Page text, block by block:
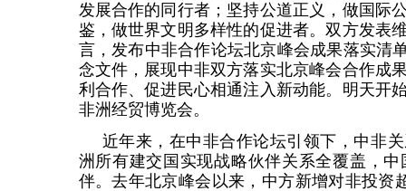
发展合作的同行者；坚持公道正义，做国际
鉴，做世界文明多样性的促进者。双方发表
言，发布中非合作论坛北京峰会成果落实清
念文件，展现中非双方落实北京峰会合作成
利合作、促进民心相通注入新动能。明天开
非洲经贸博览会。
近年来，在中非合作论坛引领下，中非
洲所有建交国实现战略伙伴关系全覆盖，
伴。去年北京峰会以来，中方新增对非投资